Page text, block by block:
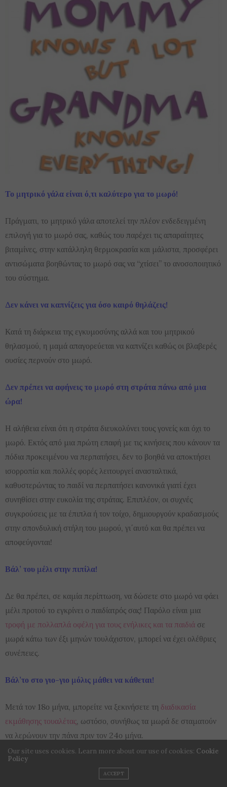
Το μητρικό γάλα είναι ό,τι καλύτερο για το μωρό!
Πράγματι, το μητρικό γάλα αποτελεί την πλέον ενδεδειγμένη
επιλογή για το μωρό σας, καθώς του παρέχει τις απαραίτητες
βιταμίνες, στην κατάλληλη θερμοκρασία και μάλιστα, προσφέρει
αντισώματα βοηθώντας το μωρό σας να “χτίσει” το ανοσοποιητικό
του σύστημα.
Δεν κάνει να καπνίζεις για όσο καιρό θηλάζεις!
Κατά τη διάρκεια της εγκυμοσύνης αλλά και του μητρικού
θηλασμού, η μαμά απαγορεύεται να καπνίζει καθώς οι βλαβερές
ουσίες περνούν στο μωρό.
Δεν πρέπει να αφήνεις το μωρό στη στράτα πάνω από μια
ώρα!
Η αλήθεια είναι ότι η στράτα διευκολύνει τους γονείς και όχι το
μωρό. Εκτός από μια πρώτη επαφή με τις κινήσεις που κάνουν τα
πόδια προκειμένου να περπατήσει, δεν το βοηθά να αποκτήσει
ισορροπία και πολλές φορές λειτουργεί ανασταλτικά,
καθυστερώντας το παιδί να περπατήσει κανονικά γιατί έχει
συνηθίσει στην ευκολία της στράτας. Επιπλέον, οι συχνές
συγκρούσεις με τα έπιπλα ή τον τοίχο, δημιουργούν κραδασμούς
στην σπονδυλική στήλη του μωρού, γι΄αυτό και θα πρέπει να
αποφεύγονται!
Βάλ’ του μέλι στην πιπίλα!
Δε θα πρέπει, σε καμία περίπτωση, να δώσετε στο μωρό να φάει
μέλι προτού το εγκρίνει ο παιδίατρός σας! Παρόλο είναι μια
τροφή με πολλαπλά οφέλη για τους ενήλικες και τα παιδιά σε
μωρά κάτω των έξι μηνών τουλάχιστον, μπορεί να έχει ολέθριες
συνέπειες.
Βάλ’το στο γιο-γιο μόλις μάθει να κάθεται!
Μετά τον 18ο μήνα, μπορείτε να ξεκινήσετε τη διαδικασία
εκμάθησης τουαλέτας , ωστόσο, συνήθως τα μωρά δε σταματούν
να λερώνουν την πάνα πριν τον 24ο μήνα.
Άστο να κλαίει!
Our site uses cookies. Learn more about our use of cookies: Cookie
Policy
ACCEPT